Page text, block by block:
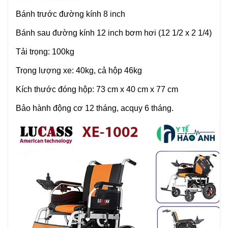
Bánh trước đường kính 8 inch
Bánh sau đường kính 12 inch bơm hơi (12 1/2 x 2 1/4)
Tải trọng: 100kg
Trọng lượng xe: 40kg, cả hộp 46kg
Kích thước đóng hộp: 73 cm x 40 cm x 77 cm
Bảo hành động cơ 12 tháng, acquy 6 tháng.